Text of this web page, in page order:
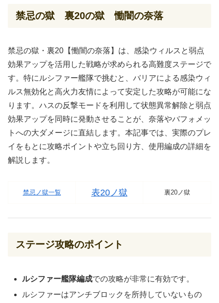
禁忌の獄 裏20の獄 慟闇の奈落
禁忌の獄・裏20【慟闇の奈落】は、感染ウィルスと弱点
効果アップを活用した戦略が求められる高難度ステージで
す。特にルシファー艦隊で挑むと、バリアによる感染ウィ
ルス無効化と高火力友情によって安定した攻略が可能にな
ります。ハスの反撃モードを利用して状態異常解除と弱点
効果アップを同時に発動させることが、奈落やバフォメッ
トへの大ダメージに直結します。本記事では、実際のプレ
イをもとに攻略ポイントや立ち回り方、使用編成の詳細を
解説します。
禁忌ノ獄一覧 表20ノ獄 裏20ノ獄
ステージ攻略のポイント
ルシファー艦隊編成での攻略が非常に有効です。
ルシファーはアンチブロックを所持していないもの